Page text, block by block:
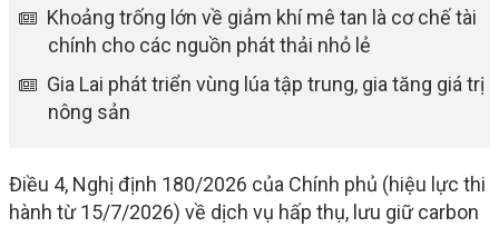
Khoảng trống lớn về giảm khí mê tan là cơ chế tài
chính cho các nguồn phát thải nhỏ lẻ
Gia Lai phát triển vùng lúa tập trung, gia tăng giá trị
nông sản
Điều 4, Nghị định 180/2026 của Chính phủ (hiệu lực thi
hành từ 15/7/2026) về dịch vụ hấp thụ, lưu giữ carbon